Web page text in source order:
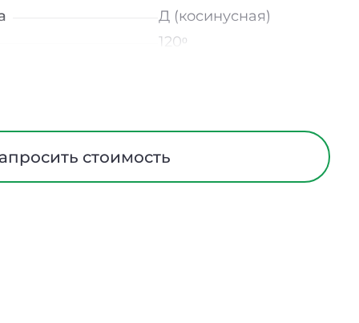
Д (косинусная)
120ᵒ
стоимость